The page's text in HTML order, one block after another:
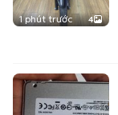
1 phút trước 4